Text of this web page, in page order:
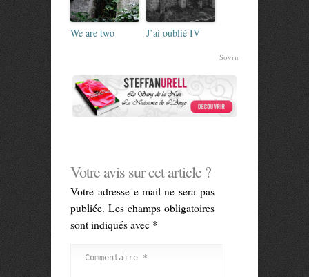
We are two J’ai oublié IV
Sovrn
Votre avis sur cet article ?
Votre adresse e-mail ne sera pas
publiée. Les champs obligatoires
sont indiqués avec *